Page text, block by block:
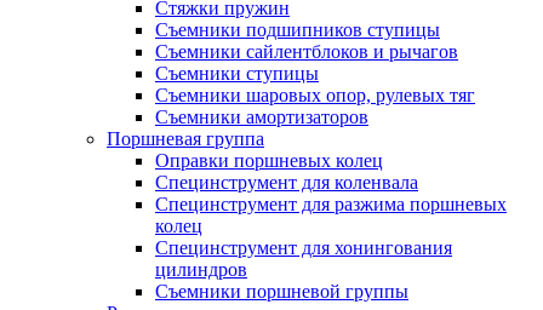
Стяжки пружин
Съемники подшипников ступицы
Съемники сайлентблоков и рычагов
Съемники ступицы
Съемники шаровых опор, рулевых тяг
Съемники амортизаторов
Поршневая группа
Оправки поршневых колец
Специнструмент для коленвала
Специнструмент для разжима поршневых
колец
Специнструмент для хонингования
цилиндров
Съемники поршневой группы